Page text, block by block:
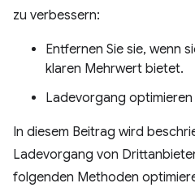
zu verbessern:
Entfernen Sie sie, wenn
klaren Mehrwert bietet.
Ladevorgang optimieren
In diesem Beitrag wird
Ladevorgang von
folgenden Methoden